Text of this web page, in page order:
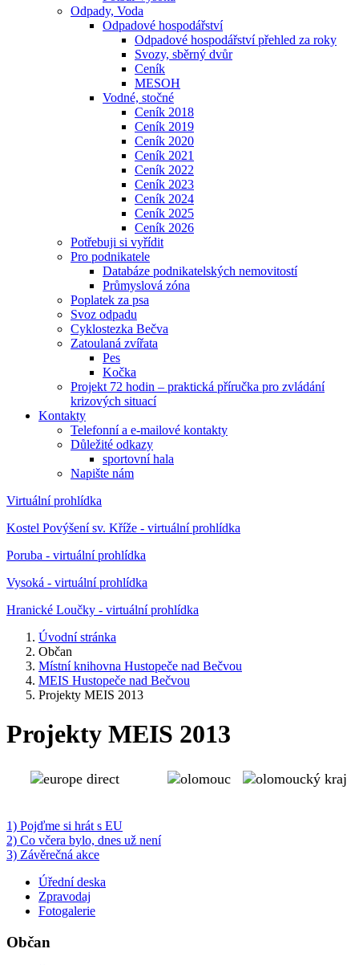
Odpady, Voda
Odpadové hospodářství
Odpadové hospodářství přehled za roky
Svozy, sběrný dvůr
Ceník
MESOH
Vodné, stočné
Ceník 2018
Ceník 2019
Ceník 2020
Ceník 2021
Ceník 2022
Ceník 2023
Ceník 2024
Ceník 2025
Ceník 2026
Potřebuji si vyřídit
Pro podnikatele
Databáze podnikatelských nemovitostí
Průmyslová zóna
Poplatek za psa
Svoz odpadu
Cyklostezka Bečva
Zatoulaná zvířata
Pes
Kočka
Projekt 72 hodin – praktická příručka pro zvládání
krizových situací
Kontakty
Telefonní a e-mailové kontakty
Důležité odkazy
sportovní hala
Napište nám
Virtuální prohlídka
Kostel Povýšení sv. Kříže - virtuální prohlídka
Poruba - virtuální prohlídka
Vysoká - virtuální prohlídka
Hranické Loučky - virtuální prohlídka
Úvodní stránka
Občan
Místní knihovna Hustopeče nad Bečvou
MEIS Hustopeče nad Bečvou
Projekty MEIS 2013
Projekty MEIS 2013
1) Pojďme si hrát s EU
2) Co včera bylo, dnes už není
3) Závěrečná akce
Úřední deska
Zpravodaj
Fotogalerie
Občan